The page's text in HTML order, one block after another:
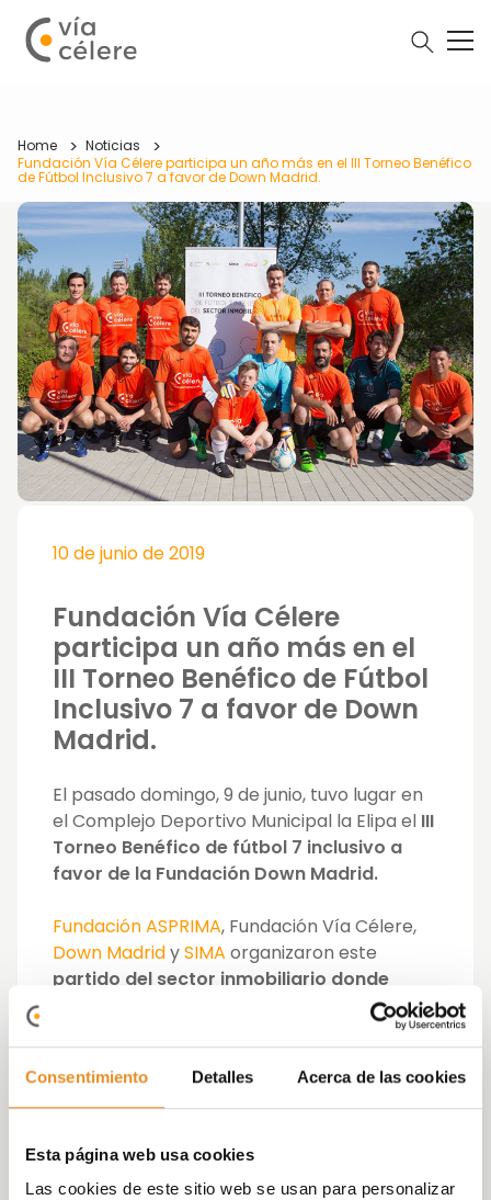
Consentimiento Detalles Acerca de las cookies
Esta página web usa cookies
Las cookies de este sitio web se usan para personalizar
Home
Noticias
Fundación Vía Célere participa un año más en el III Torneo Benéfico
de Fútbol Inclusivo 7 a favor de Down Madrid.
10 de junio de 2019
Fundación Vía Célere
participa un año más en el
III Torneo Benéfico de Fútbol
Inclusivo 7 a favor de Down
Madrid.
El pasado domingo, 9 de junio, tuvo lugar en
el Complejo Deportivo Municipal la Elipa el III
Torneo Benéfico de fútbol 7 inclusivo a
favor de la Fundación Down Madrid.
Fundación ASPRIMA, Fundación Vía Célere,
Down MadridySIMA organizaron este
partido del sector inmobiliario donde
todos los fondos recaudados se destinan
a proyectos deportivos de Down Madrid.
Un evento cuyo principal objetivo es
promover la inclusión de personas con
laboral,así como mejorar el clima laboral
entre empleados y otras organizaciones del